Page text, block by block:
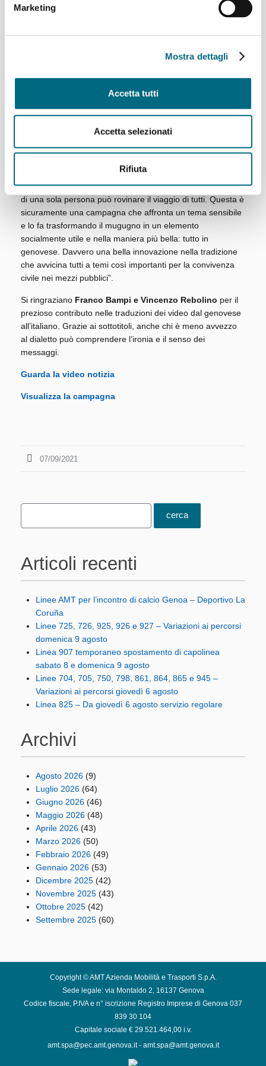
Marketing
Mostra dettagli
Accetta tutti
Accetta selezionati
Rifiuta
il Consumo: con questa originale campagna di
comunicazione, improntata sulla simpatia, la spontaneità e
la verve comica di un grande artista come Maurizio
con il sorriso sull’importanza di tenere, nei confronti degli
“La tutela dei consumatori, viaggiatori in questo caso,
passa anche attraverso una cittadinanza responsabile che
consentono a tutti di vivere e viaggiare meglio - così
dichiara l’assessore regionaleSimona Ferroche prosegue
sedere ad un anziano o non urlare al cellulare sull’autobus
non lo sono affatto ed il comportamento maleducato anche
di una sola persona può rovinare il viaggio di tutti. Questa è
sicuramente una campagna che affronta un tema sensibile
e lo fa trasformando il mugugno in un elemento
socialmente utile e nella maniera più bella: tutto in
genovese. Davvero una bella innovazione nella tradizione
che avvicina tutti a temi così importanti per la convivenza
civile nei mezzi pubblici”.
Si ringraziano Franco Bampi e Vincenzo Rebolino per il
prezioso contributo nelle traduzioni dei video dal genovese
all’italiano. Grazie ai sottotitoli, anche chi è meno avvezzo
al dialetto può comprendere l’ironia e il senso dei
messaggi.
Guarda la video notizia
Visualizza la campagna
07/09/2021
Articoli recenti
Linee AMT per l’incontro di calcio Genoa – Deportivo La
Coruña
Linee 725, 726, 925, 926 e 927 – Variazioni ai percorsi
domenica 9 agosto
Linea 907 temporaneo spostamento di capolinea
sabato 8 e domenica 9 agosto
Linee 704, 705, 750, 798, 861, 864, 865 e 945 –
Variazioni ai percorsi giovedì 6 agosto
Linea 825 – Da giovedì 6 agosto servizio regolare
Archivi
Agosto 2026 (9)
Luglio 2026 (64)
Giugno 2026 (46)
Maggio 2026 (48)
Aprile 2026 (43)
Marzo 2026 (50)
Febbraio 2026 (49)
Gennaio 2026 (53)
Dicembre 2025 (42)
Novembre 2025 (43)
Ottobre 2025 (42)
Settembre 2025 (60)
Copyright © AMT Azienda Mobilità e Trasporti S.p.A.
Sede legale: via Montaldo 2, 16137 Genova
Codice fiscale, P.IVA e n° iscrizione Registro Imprese di Genova 037
839 30 104
Capitale sociale € 29.521.464,00 i.v.
amt.spa@pec.amt.genova.it- amt.spa@amt.genova.it